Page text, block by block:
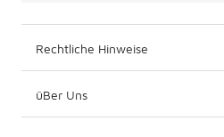
Rechtliche Hinweise
üBer Uns